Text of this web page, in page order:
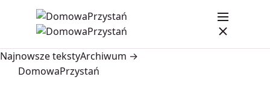
Najnowsze tekstyArchiwum →
DomowaPrzystań